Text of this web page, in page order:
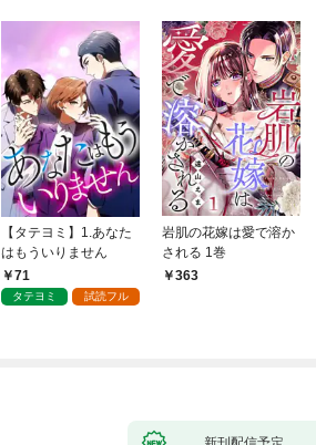
【タテヨミ】1.あなた
はもういりません
71
タテヨミ 試読フル
岩肌の花嫁は愛で溶か
される 1巻
363